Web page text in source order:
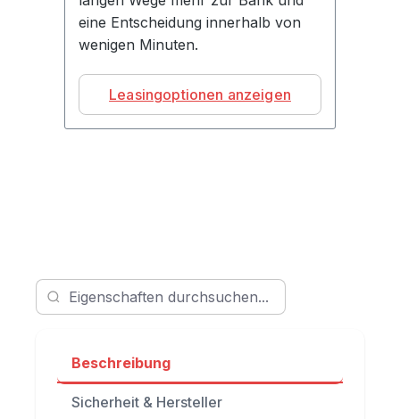
eine Entscheidung innerhalb von
wenigen Minuten.
Leasingoptionen anzeigen
Beschreibung
Sicherheit & Hersteller